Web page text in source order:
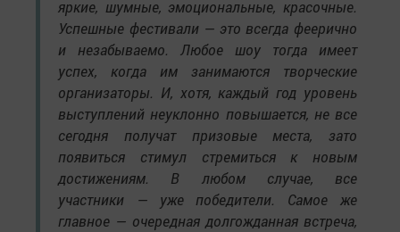
яркие, шумные, эмоциональные, красочные.
Успешные фестивали — это всегда феерично
и незабываемо. Любое шоу тогда имеет
успех, когда им занимаются творческие
организаторы. И, хотя, каждый год уровень
выступлений неуклонно повышается, не все
сегодня получат призовые места, зато
появиться стимул стремиться к новым
достижениям. В любом случае, все
участники — уже победители. Самое же
главное — очередная долгожданная встреча,